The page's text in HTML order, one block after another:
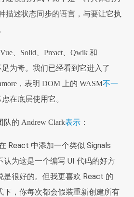
描述状态同步的语言，与要让它执
、Solid、Preact、Qwik 和
为奇。我们已经看到它进入了
，表明 DOM 上的 WASM不一
在底层使用它。
队的 Andrew Clark表示 ：
React 中添加一个类似 Signals
认为这是一个编写 UI 代码的好方
是很好的。但我更喜欢 React 的
下，你每次都会假装重新创建所有